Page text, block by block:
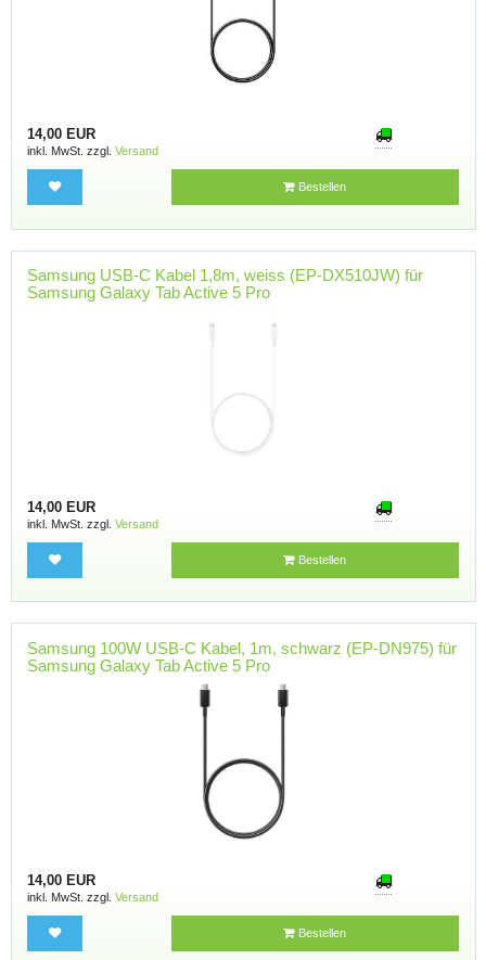
14,00 EUR
inkl. MwSt. zzgl. Versand
Bestellen
Samsung USB-C Kabel 1,8m, weiss (EP-DX510JW) für
Samsung Galaxy Tab Active 5 Pro
14,00 EUR
inkl. MwSt. zzgl. Versand
Bestellen
Samsung 100W USB-C Kabel, 1m, schwarz (EP-DN975) für
Samsung Galaxy Tab Active 5 Pro
14,00 EUR
inkl. MwSt. zzgl. Versand
Bestellen